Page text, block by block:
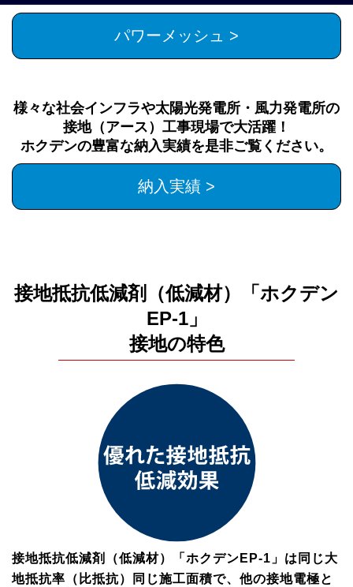
パワーメッシュ >
様々な社会インフラや太陽光発電所・風力発電所の
接地（アース）工事現場で大活躍！
ホクデンの豊富な納入実績を是非ご覧ください。
納入実績 >
接地抵抗低減剤（低減材）「ホクデン
EP-1」
接地の特色
接地抵抗低減剤（低減材）「ホクデンEP-1」は同じ大
地抵抗率（比抵抗）同じ施工面積で、他の接地電極と